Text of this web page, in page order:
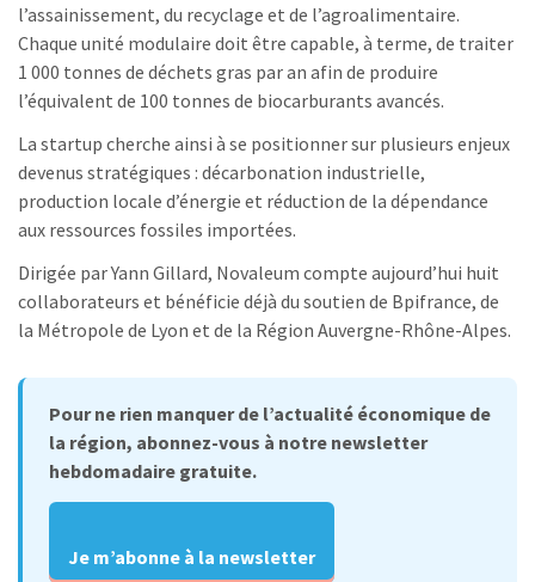
l’assainissement, du recyclage et de l’agroalimentaire.
Chaque unité modulaire doit être capable, à terme, de traiter
1 000 tonnes de déchets gras par an afin de produire
l’équivalent de 100 tonnes de biocarburants avancés.
La startup cherche ainsi à se positionner sur plusieurs enjeux
devenus stratégiques : décarbonation industrielle,
production locale d’énergie et réduction de la dépendance
aux ressources fossiles importées.
Dirigée par Yann Gillard, Novaleum compte aujourd’hui huit
collaborateurs et bénéficie déjà du soutien de Bpifrance, de
la Métropole de Lyon et de la Région Auvergne-Rhône-Alpes.
Pour ne rien manquer de l’actualité économique de
la région, abonnez-vous à notre newsletter
hebdomadaire gratuite.
Je m’abonne à la newsletter